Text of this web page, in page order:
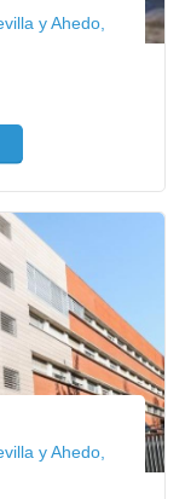
y Ahedo,
y Ahedo,